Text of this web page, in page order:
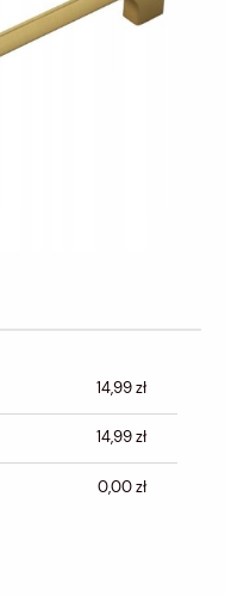
14,99 zł
14,99 zł
0,00 zł